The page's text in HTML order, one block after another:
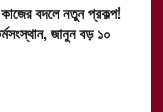
বদলে নতুন প্রকল্প!
জানুন বড় ১০